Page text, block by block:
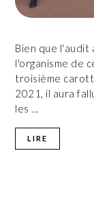
Bien que l'audit
l'organisme de
troisième
2021, il aura
les ...
LIRE